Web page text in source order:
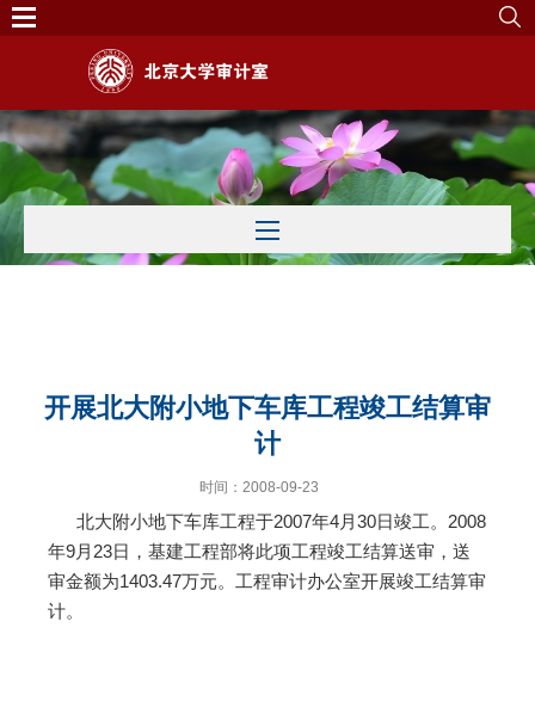
English
开展北大附小地下车库工程竣工结算审
计
时间：2008-09-23
北大附小地下车库工程于2007年4月30日竣工。2008
年9月23日，基建工程部将此项工程竣工结算送审，送
审金额为1403.47万元。工程审计办公室开展竣工结算审
计。